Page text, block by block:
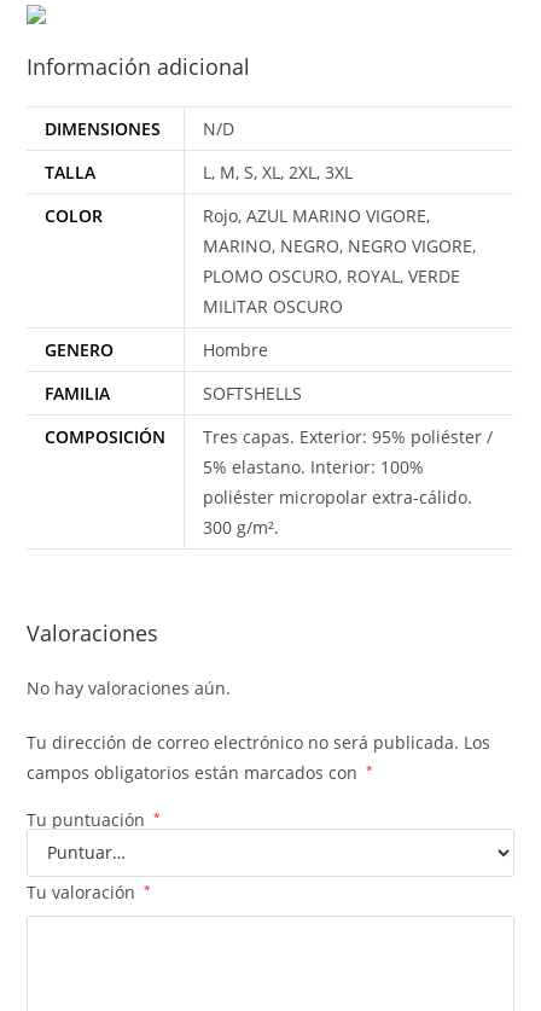
Información adicional
DIMENSIONES
N/D
TALLA
L, M, S, XL, 2XL, 3XL
COLOR
Rojo, AZUL MARINO VIGORE,
MARINO, NEGRO, NEGRO VIGORE,
PLOMO OSCURO, ROYAL, VERDE
MILITAR OSCURO
GENERO
Hombre
FAMILIA
SOFTSHELLS
COMPOSICIÓN
Tres capas. Exterior: 95% poliéster /
5% elastano. Interior: 100%
poliéster micropolar extra-cálido.
300 g/m².
Valoraciones
No hay valoraciones aún.
Tu dirección de correo electrónico no será publicada. Los
campos obligatorios están marcados con
*
Tu puntuación *
Tu valoración *